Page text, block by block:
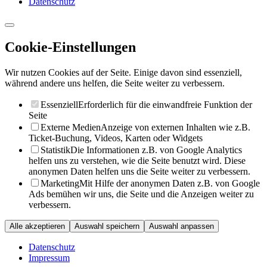
Cookie-Einstellungen
Wir nutzen Cookies auf der Seite. Einige davon sind essenziell,
während andere uns helfen, die Seite weiter zu verbessern.
EssenziellErforderlich für die einwandfreie Funktion der
Seite
Externe MedienAnzeige von externen Inhalten wie z.B.
Ticket-Buchung, Videos, Karten oder Widgets
StatistikDie Informationen z.B. von Google Analytics
helfen uns zu verstehen, wie die Seite benutzt wird. Diese
anonymen Daten helfen uns die Seite weiter zu verbessern.
MarketingMit Hilfe der anonymen Daten z.B. von Google
Ads bemühen wir uns, die Seite und die Anzeigen weiter zu
verbessern.
Alle akzeptieren Auswahl speichern Auswahl anpassen
Datenschutz
Impressum